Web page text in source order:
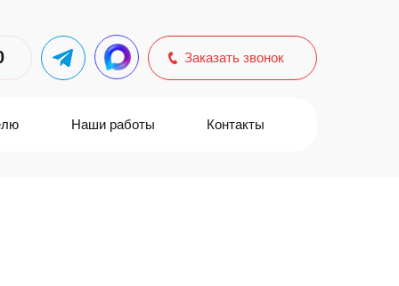
Заказать звонок
Контакты
Наши работы